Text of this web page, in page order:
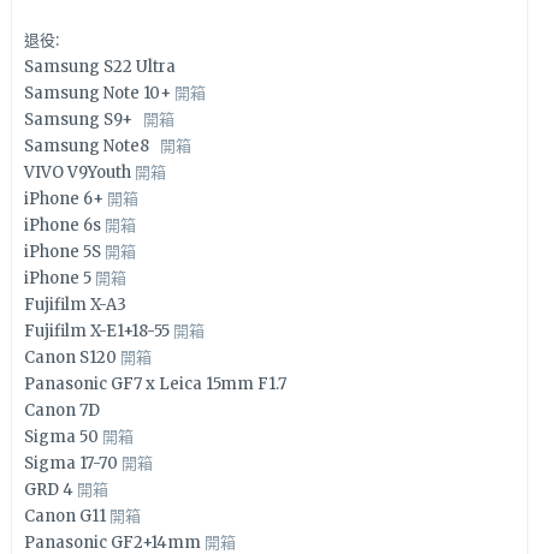
退役:
Samsung S22 Ultra
Samsung Note 10+ 開箱
Samsung S9+ 開箱
Samsung Note8 開箱
VIVO V9Youth 開箱
iPhone 6+ 開箱
iPhone 6s 開箱
iPhone 5S 開箱
iPhone 5 開箱
Fujifilm X-A3
Fujifilm X-E1+18-55 開箱
Canon S120 開箱
Panasonic GF7 x Leica 15mm F1.7
Canon 7D
Sigma 50 開箱
Sigma 17-70 開箱
GRD 4 開箱
Canon G11 開箱
Panasonic GF2+14mm 開箱